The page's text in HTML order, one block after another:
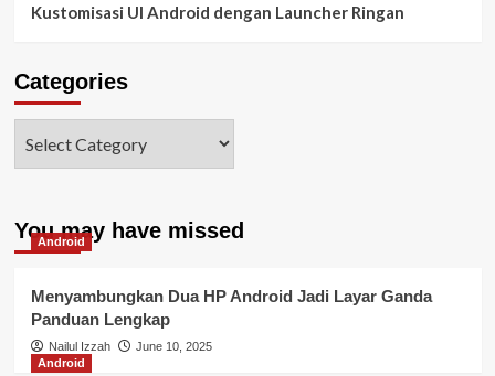
Kustomisasi UI Android dengan Launcher Ringan
Categories
You may have missed
Android
Menyambungkan Dua HP Android Jadi Layar Ganda
Panduan Lengkap
Nailul Izzah
June 10, 2025
Android